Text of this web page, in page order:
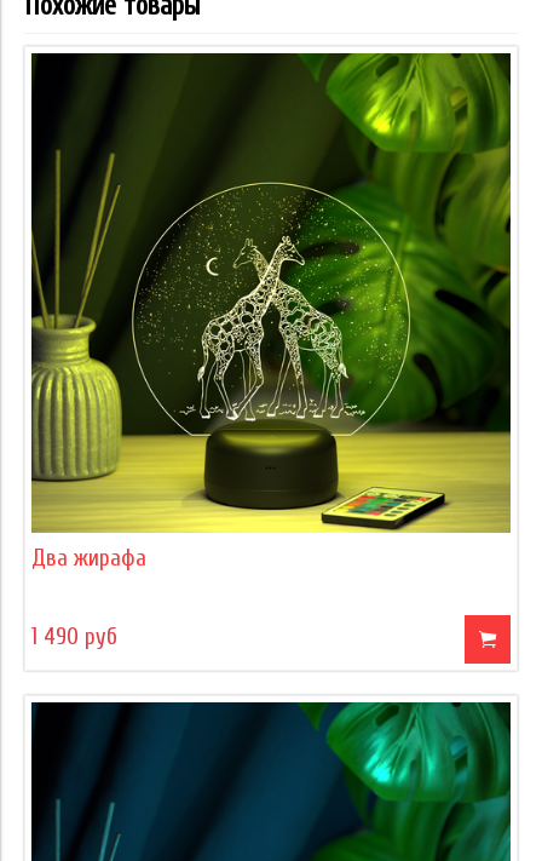
Похожие товары
Два жирафа
1 490 руб